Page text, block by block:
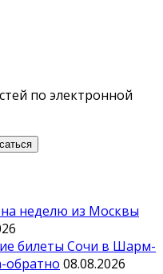
по электронной
неделю из Москвы
билеты Сочи в Шарм-
обратно 08.08.2026